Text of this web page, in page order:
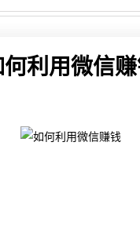
何利用微信